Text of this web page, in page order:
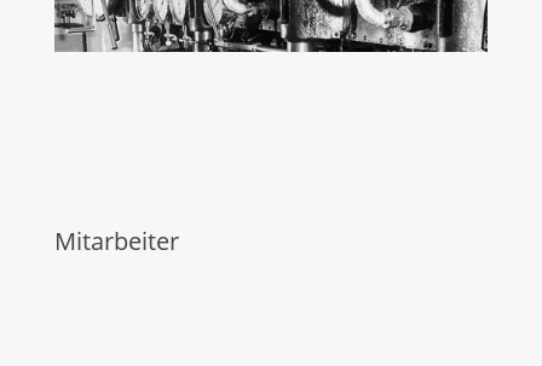
Mitarbeiter